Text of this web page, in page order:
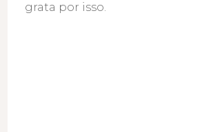
grata por isso.